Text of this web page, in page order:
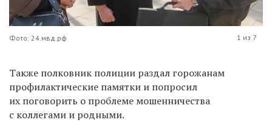
Фото: 24.мвд.рф 1 из 7
Также полковник полиции раздал горожанам
профилактические памятки и попросил
их поговорить о проблеме мошенничества
с коллегами и родными.